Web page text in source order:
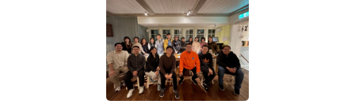
活動項目讓師生有更多的交流與互動，期使每位博士生都
能在傳播學院渡過一段豐盛的學術與研究生涯。
除了討論研討會和學術趨勢外，選課經驗也成為了大家熱
烈交流的話題。學長姐們與學弟妹們分享了修課心得以及
畢業門檻，包括資格檢定考試、專業領域筆試，以及研討
會發表的準備工作。 主任張郁敏和導師劉慧雯鼓勵剛成
立指導委員會的同學們，希望他們在學術道路上能堅持下
去。兩位老師勉勵大家保持激情，勇於面對挑戰，並在指